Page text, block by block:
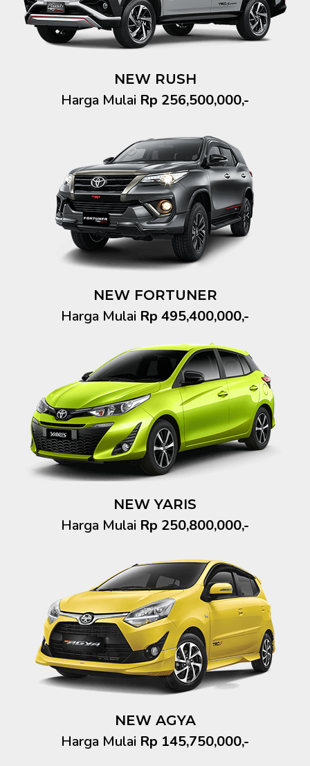
NEW RUSH
Harga Mulai Rp 256,500,000,-
NEW FORTUNER
Harga Mulai Rp 495,400,000,-
NEW YARIS
Harga Mulai Rp 250,800,000,-
NEW AGYA
Harga Mulai Rp 145,750,000,-